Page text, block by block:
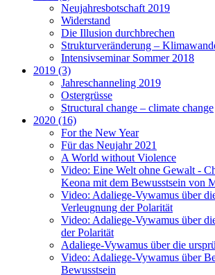
Neujahresbotschaft 2019
Widerstand
Die Illusion durchbrechen
Strukturveränderung –
Intensivseminar Sommer 2018
2019 (3)
Jahreschanneling 2019
Ostergrüsse
Structural change – climate change
2020 (16)
For the New Year
Für das Neujahr 2021
A World without Violence
Video: Eine Welt ohne Gewalt -
Keona mit dem Bewusstsein von
Video: Adaliege-Vywamus über
Verleugnung der Polarität
Video: Adaliege-Vywamus über
der Polarität
Adaliege-Vywamus über die
Video: Adaliege-Vywamus über
Bewusstsein